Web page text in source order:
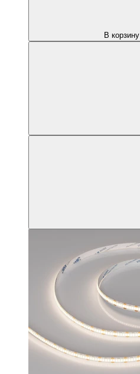
В корзину